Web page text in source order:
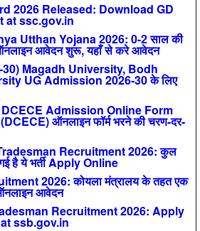
2026 Released: Download GD
at ssc.gov.in
Utthan Yojana 2026: 0-2 साल की
आवेदन शुरू, यहाँ से करे आवेदन
Magadh University, Bodh
UG Admission 2026-30 के लिए
Admission Online Form
(DCECE) ऑनलाइन फॉर्म भरने की चरण-दर-
Recruitment 2026: कुल
है ये भर्ती Apply Online
2026: कोयला मंत्रालय के तहत एक
आवेदन
Recruitment 2026: Apply
ssb.gov.in